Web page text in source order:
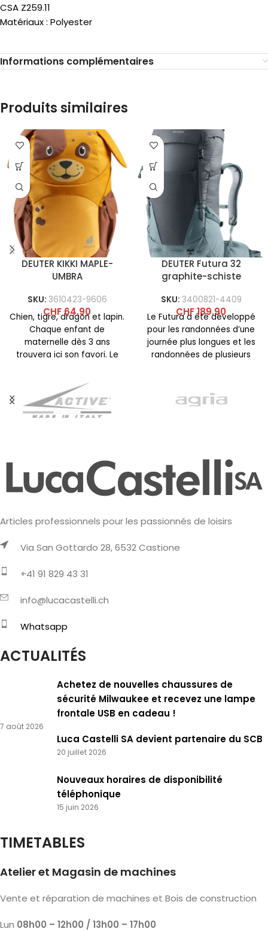
CSA Z259.11
Matériaux : Polyester
Informations complémentaires
Produits similaires
DEUTER KIKKI MAPLE-
UMBRA
SKU: 3610423-9606
CHF64.90
Chien, tigre, dragon et lapin.
Chaque enfant de
maternelle dès 3 ans
trouvera ici son favori. Le
DEUTER Futura 32
graphite-schiste
SKU: 3400821-4409
CHF189.90
Le Futura a été développé
pour les randonnées d’une
journée plus longues et les
randonnées de plusieurs
Articles professionnels pour les passionnés de loisirs
Via San Gottardo 28, 6532 Castione
+41 91 829 43 31
info@lucacastelli.ch
Whatsapp
ACTUALITÉS
Achetez de nouvelles chaussures de
sécurité Milwaukee et recevez une lampe
frontale USB en cadeau !
7 août 2026
Luca Castelli SA devient partenaire du SCB
20 juillet 2026
Nouveaux horaires de disponibilité
téléphonique
15 juin 2026
TIMETABLES
Atelier et Magasin de machines
Vente et réparation de machines et Bois de construction
Lun 08h00 – 12h00 / 13h00 – 17h00